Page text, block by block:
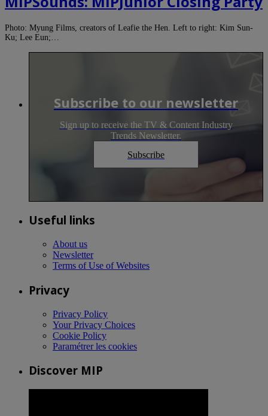
Photo: Myung Films, creators of Leafie the Hen. Left to right: Kim Sun-
Ku; Lee Eun;…
Subscribe to our newsletter
Sign up to receive the TV & Content Industry
Trends Newsletter.
Subscribe
Useful links
About us
Newsletter
Terms of Use of Websites
Privacy
Privacy Policy
Your Privacy Choices
Cookie Policy
Paramétrer les cookies
Discover MIP